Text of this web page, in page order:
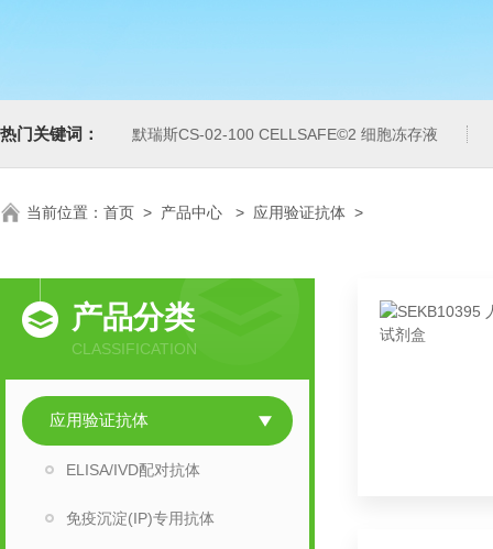
热门关键词： 默瑞斯CS-02-100 CELLSAFE©2 细胞冻存液
当前位置： 首页 > 产品中心 > 应用验证抗体 >
产品分类
CLASSIFICATION
应用验证抗体
ELISA/IVD配对抗体
免疫沉淀(IP)专用抗体